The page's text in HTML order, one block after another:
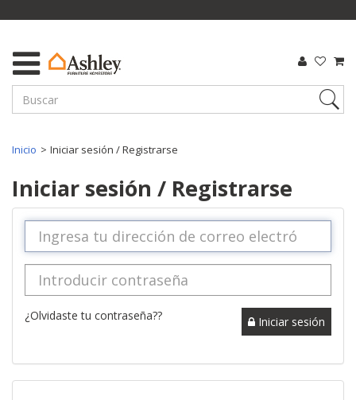
Inicio Iniciar sesión / Registrarse
Iniciar sesión / Registrarse
¿Olvidaste tu contraseña?? Iniciar sesión